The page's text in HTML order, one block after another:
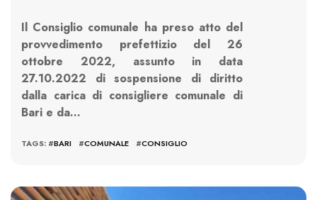
Il Consiglio comunale ha preso atto del
provvedimento prefettizio del 26
ottobre 2022, assunto in data
27.10.2022 di sospensione di diritto
dalla carica di consigliere comunale di
Bari e da…
TAGS: #BARI #COMUNALE #CONSIGLIO